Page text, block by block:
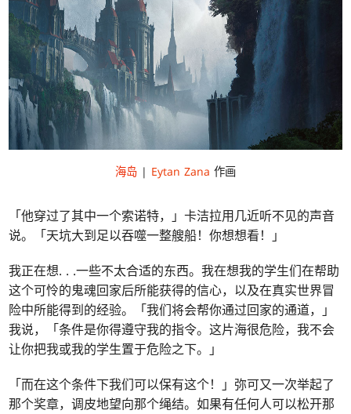
海岛 | Eytan Zana 作画
「他穿过了其中一个索诺特，」卡洁拉用几近听不见的声音
说。「天坑大到足以吞噬一整艘船！你想想看！」
我正在想. . .一些不太合适的东西。我在想我的学生们在帮助
这个可怜的鬼魂回家后所能获得的信心，以及在真实世界冒
险中所能得到的经验。「我们将会帮你通过回家的通道，」
我说，「条件是你得遵守我的指令。这片海很危险，我不会
让你把我或我的学生置于危险之下。」
「而在这个条件下我们可以保有这个！」弥可又一次举起了
那个奖章，调皮地望向那个绳结。如果有任何人可以松开那